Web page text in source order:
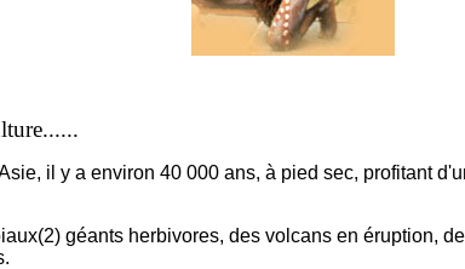
il y a environ 40 000 ans, à pied sec, profitant
géants herbivores, des volcans en éruption,